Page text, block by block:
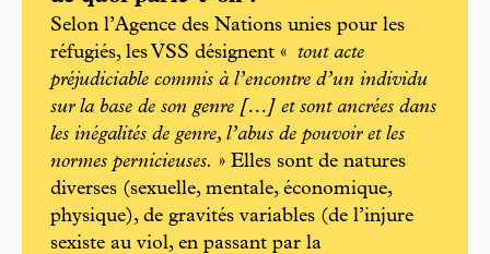
Selon l’Agence des Nations unies pour les
réfugiés, les VSS désignent «
tout acte
préjudiciable commis à l’encontre d’un individu
sur la base de son genre […] et sont ancrées dans
les inégalités de genre, l’abus de pouvoir et les
normes pernicieuses. » Elles sont de natures
diverses (sexuelle, mentale, économique,
physique), de gravités variables (de l’injure
sexiste au viol, en passant par la